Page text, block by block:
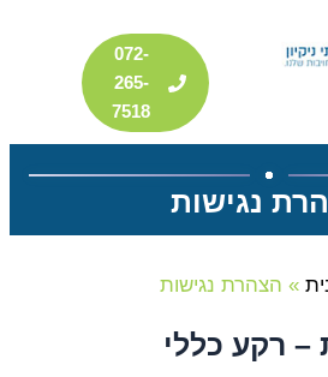
072-
265-
7518
נגישות
» הצהרת נגישות
– רקע כללי